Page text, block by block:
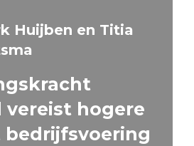
Huijben en Titia
vereist hogere